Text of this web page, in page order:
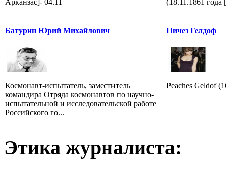
Батурин Юрий Михайлович
Космонавт-испытатель, заместитель
командира Отряда космонавтов по научно-
испытательной и исследовательской работе
Российского го...
Пичез Гелдоф
Peaches Geldof
Этика журналиста: